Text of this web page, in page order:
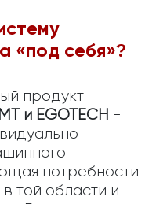
«под себя»?
продукт
и EGOTECH -
потребности
той области и